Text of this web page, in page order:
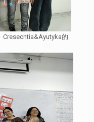
Cresecntia&Ayutyka的